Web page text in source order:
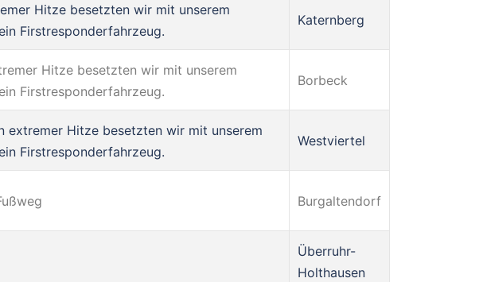
Hitze besetzten wir mit unserem
Firstresponderfahrzeug.
Katernberg
Hitze besetzten wir mit unserem
Firstresponderfahrzeug.
Borbeck
extremer Hitze besetzten wir mit unserem
Firstresponderfahrzeug.
Westviertel
Burgaltendorf
Überruhr-
Holthausen